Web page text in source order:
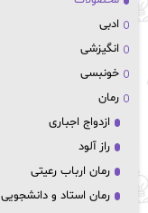
ادبی
انگیزشی
خونبسی
رمان
ازدواج اجباری
راز آلود
رمان ارباب رعیتی
رمان استاد و دانشجویی